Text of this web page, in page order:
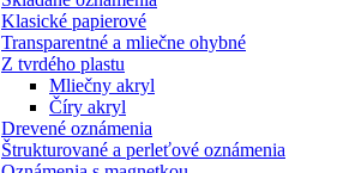
Klasické papierové
Transparentné a mliečne ohybné
Z tvrdého plastu
Mliečny akryl
Číry akryl
Drevené oznámenia
Štrukturované a perleťové oznámenia